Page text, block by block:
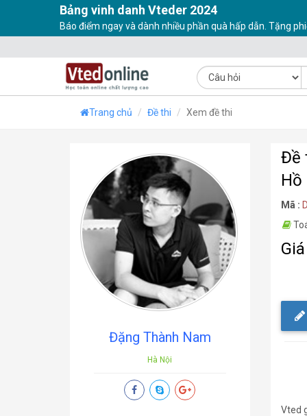
Bảng vinh danh Vteder 2024
Báo điểm ngay và dành nhiều phần quà hấp dẫn. Tặng
Trang chủ Đề thi Xem đề thi
Đặng Thành Nam
Hà Nội
Đề
Hồ
Mã :
Vted